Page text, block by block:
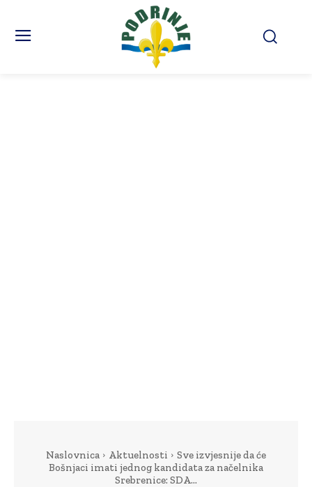
Naslovnica Aktuelnosti
Sve izvjesnije da će
Bošnjaci imati jednog kandidata za načelnika
Srebrenice: SDA...